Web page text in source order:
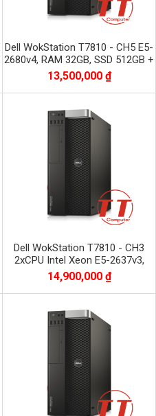
Dell WokStation T7810 - CH5 E5-
2680v4, RAM 32GB, SSD 512GB +
HDD 1TB, VGA Quadro M4000
13,500,000 ₫
Dell WokStation T7810 - CH3
2xCPU Intel Xeon E5-2637v3,
RAM 32GB DDR4, SSD 512GB
NVME + HDD 1TB, VGA
14,900,000 ₫